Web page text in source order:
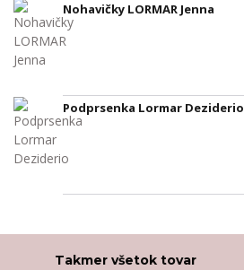
Nohavičky LORMAR Jenna
Podprsenka Lormar Deziderio
Takmer všetok tovar